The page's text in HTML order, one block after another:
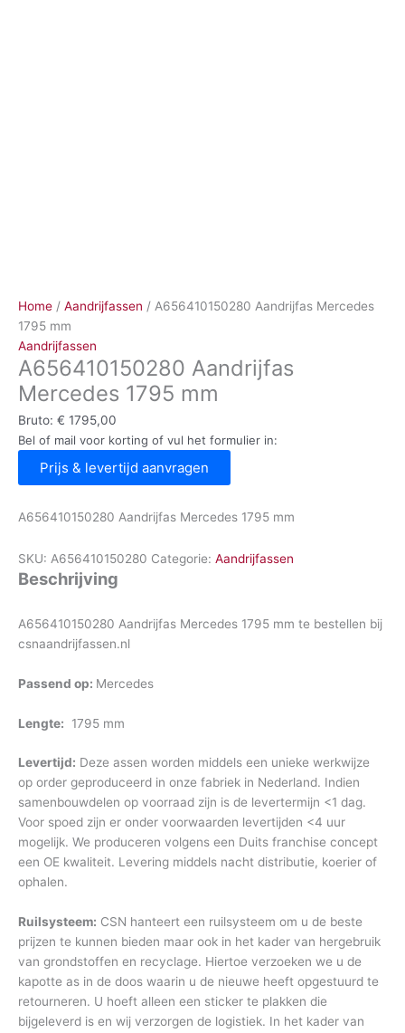
Home / Aandrijfassen / A656410150280 Aandrijfas Mercedes
1795 mm
Aandrijfassen
A656410150280 Aandrijfas
Mercedes 1795 mm
Bruto: € 1795,00
Bel of mail voor korting of vul het formulier in:
Prijs & levertijd aanvragen
A656410150280 Aandrijfas Mercedes 1795 mm
SKU: A656410150280 Categorie: Aandrijfassen
Beschrijving
A656410150280 Aandrijfas Mercedes 1795 mm te bestellen bij
csnaandrijfassen.nl
Passend op: Mercedes
Lengte: 1795 mm
Levertijd: Deze assen worden middels een unieke werkwijze
op order geproduceerd in onze fabriek in Nederland. Indien
samenbouwdelen op voorraad zijn is de levertermijn <1 dag.
Voor spoed zijn er onder voorwaarden levertijden <4 uur
mogelijk. We produceren volgens een Duits franchise concept
een OE kwaliteit. Levering middels nacht distributie, koerier of
ophalen.
Ruilsysteem: CSN hanteert een ruilsysteem om u de beste
prijzen te kunnen bieden maar ook in het kader van hergebruik
van grondstoffen en recyclage. Hiertoe verzoeken we u de
kapotte as in de doos waarin u de nieuwe heeft opgestuurd te
retourneren. U hoeft alleen een sticker te plakken die
bijgeleverd is en wij verzorgen de logistiek. In het kader van